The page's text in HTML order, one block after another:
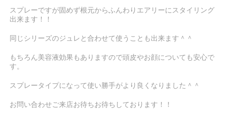
スプレーですが固めず根元からふんわりエアリーにスタイリング
出来ます！！
同じシリーズのジュレと合わせて使うことも出来ます＾＾
もちろん美容液効果もありますので頭皮やお顔についても安心で
す。
スプレータイプになって使い勝手がより良くなりました＾＾
お問い合わせご来店お待ちお待ちしております！！